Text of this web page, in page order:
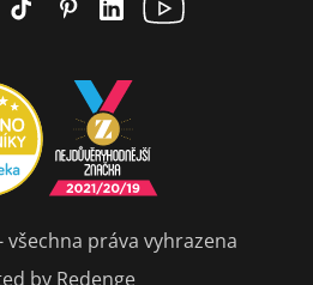
všechna práva vyhrazena
by Redenge